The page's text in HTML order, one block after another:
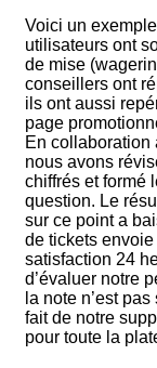
Voici un
utilisateurs ont
de mise
conseillers ont
ils ont aussi
page
En collaboration
nous avons
chiffrés et formé
question. Le
sur ce point a
de tickets
satisfaction 24
d’évaluer notre
la note n’est
fait de notre
pour toute la